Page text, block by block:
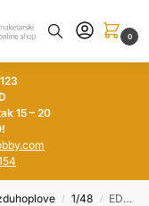
0
15 – 20
/ 1/48 / EDUARD BRASSIN Italian WWII Torpedo A.130 – air launched torpedo – SM.79 1/48